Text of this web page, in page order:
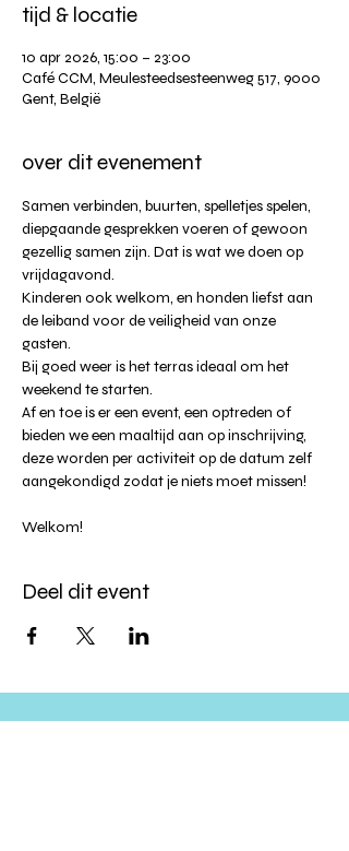
tijd & locatie
10 apr 2026, 15:00 – 23:00
Café CCM, Meulesteedsesteenweg 517, 9000
Gent, België
over dit evenement
Samen verbinden, buurten, spelletjes spelen,
diepgaande gesprekken voeren of gewoon
gezellig samen zijn. Dat is wat we doen op
vrijdagavond.
Kinderen ook welkom, en honden liefst aan
de leiband voor de veiligheid van onze
gasten.
Bij goed weer is het terras ideaal om het
weekend te starten.
Af en toe is er een event, een optreden of
bieden we een maaltijd aan op inschrijving,
deze worden per activiteit op de datum zelf
aangekondigd zodat je niets moet missen!
Welkom!
Deel dit event